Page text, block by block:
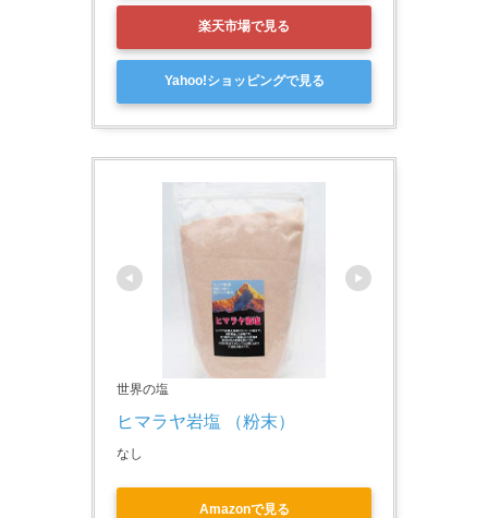
楽天市場で見る
Yahoo!ショッピングで見る
世界の塩
ヒマラヤ岩塩 （粉末）
なし
Amazonで見る